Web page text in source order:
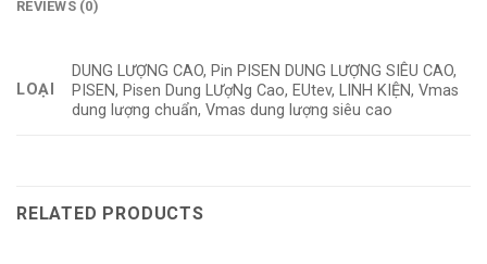
REVIEWS (0)
LOẠI
DUNG LƯỢNG CAO, Pin PISEN DUNG LƯỢNG SIÊU CAO,
PISEN, Pisen Dung LƯợNg Cao, EUtev, LINH KIỆN, Vmas
dung lượng chuẩn, Vmas dung lượng siêu cao
RELATED PRODUCTS